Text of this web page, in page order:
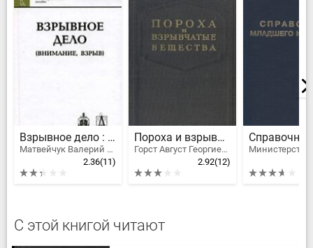
Взрывное дело : Учебно-практическое пособие
Матвейчук Валерий Витальевич
2.36(11)
Пороха и взрывчатые вещества
Горст Август Георгиевич
2.92(12)
С этой книгой читают